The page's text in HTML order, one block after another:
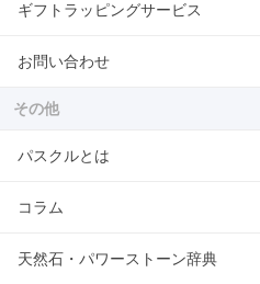
ギフトラッピングサービス
お問い合わせ
その他
パスクルとは
コラム
天然石・パワーストーン辞典